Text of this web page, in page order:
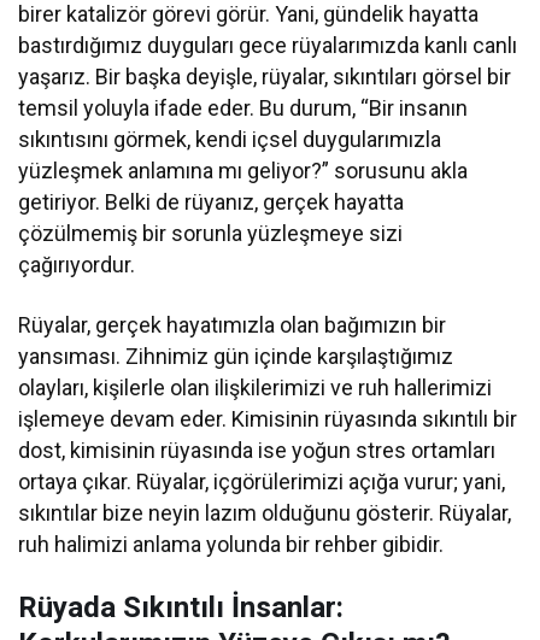
birer katalizör görevi görür. Yani, gündelik hayatta
bastırdığımız duyguları gece rüyalarımızda kanlı canlı
yaşarız. Bir başka deyişle, rüyalar, sıkıntıları görsel bir
temsil yoluyla ifade eder. Bu durum, “Bir insanın
sıkıntısını görmek, kendi içsel duygularımızla
yüzleşmek anlamına mı geliyor?” sorusunu akla
getiriyor. Belki de rüyanız, gerçek hayatta
çözülmemiş bir sorunla yüzleşmeye sizi
çağırıyordur.
Rüyalar, gerçek hayatımızla olan bağımızın bir
yansıması. Zihnimiz gün içinde karşılaştığımız
olayları, kişilerle olan ilişkilerimizi ve ruh hallerimizi
işlemeye devam eder. Kimisinin rüyasında sıkıntılı bir
dost, kimisinin rüyasında ise yoğun stres ortamları
ortaya çıkar. Rüyalar, içgörülerimizi açığa vurur; yani,
sıkıntılar bize neyin lazım olduğunu gösterir. Rüyalar,
ruh halimizi anlama yolunda bir rehber gibidir.
Rüyada Sıkıntılı İnsanlar: